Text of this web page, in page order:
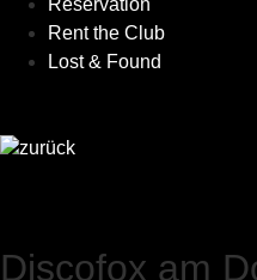
Reservation
Rent the Club
Lost & Found
zurück
Discofox am